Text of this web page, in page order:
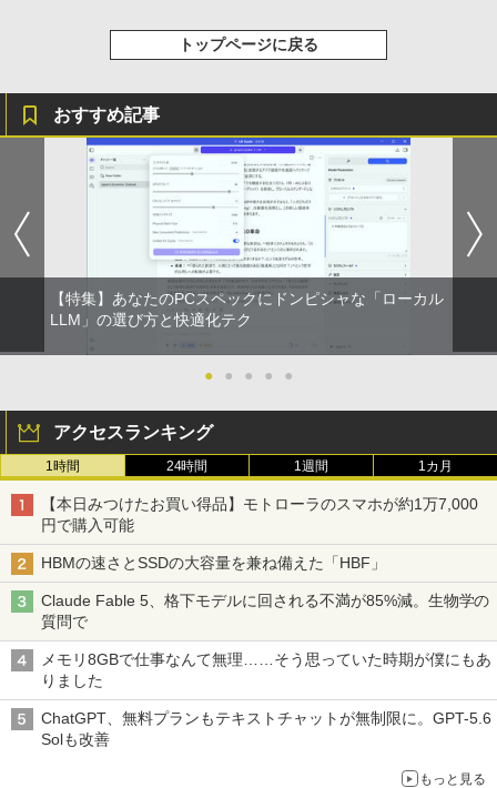
【中古】【液晶モニター】NEC 24型ワイ
ド液晶ディスプレイ LCD-AS241F 3辺
￥7,480
【500円OFFクーポン配布中】モバイル
モニター 15.6 インチ フルHD モニター
デュアルディスプレイ ポータブル モバイ
ルディスプレイ 高画質 液晶 IPSパネル
セカンド サブモニター 薄型 軽量 家庭用
テレワーク スマートフォン
￥9,999
5
【公式・メーカー直販・送料無料】モニ
ター 新品 フルHD HP Series 3 Pro 322p
e 21.45インチFHDモニター IPS 21.5型
角度調整 VESA 100Hz 液晶 HDMI VGA P
S5 Switch 3年保証 転送不可 (型番：AK2
￥11,280
￥924
施設基準パーフェクトブック 2026年度
版 [ 一般社団法人日本施設基準管理士協
会 ]
￥22,000
小学館 学習まんがシリーズ 学習まんが世
￥22,638
￥14,990
【2026年アップグレード版】AOKIMI ワイヤ
レスイヤホン bluetooth イヤホン V12 小型
軽量 ブルートゥースHi-Fi 最大36時間再生 ぶ
るーとゅーす コードレス ENCノイズキャン
セリング 自動ペアリング Type-C充電 マイク
付き 防水 タッチ式音量調整 スポーツ/通勤/通
学/WEB会議(ホワイト)
￥1,964
Xiaomi シャオミ REDMI Buds 8 Lite ワイヤ
レスイヤホン Bluetooth 5.4 ノイズキャンセ
￥3,480
￥250
On My Road (Stadium ver.)
￥250
BUGS LIFE
￥250
￥1,117
by Amazon 炭酸水 ラベルレス 500ml ×24本
強炭酸水 ペットボトル 500ミリリットル (Sm
art Basic)
￥1,625
コカ・コーラ やかんの麦茶 from 爽健美茶 ラ
ベルレス 650mlPET×24本
￥594
HUNTER×HUNTER モノクロ版 39 (ジャンプ
コミックスDIGITAL)
￥572
スーパーの裏でヤニ吸うふたり 9巻 (デジタル
版ビッグガンガンコミックス)
￥810
トップページに戻る
おすすめ記事
【特集】あなたのPCスペックにドンピシャな「ローカル
LLM」の選び方と快適化テク
● ● ● ● ●
アクセスランキング
1時間 24時間 1週間 1カ月
【本日みつけたお買い得品】モトローラのスマホが約1万7,000
円で購入可能
HBMの速さとSSDの大容量を兼ね備えた「HBF」
Claude Fable 5、格下モデルに回される不満が85%減。生物学の
質問で
メモリ8GBで仕事なんて無理……そう思っていた時期が僕にもあ
りました
ChatGPT、無料プランもテキストチャットが無制限に。GPT-5.6
Solも改善
もっと見る